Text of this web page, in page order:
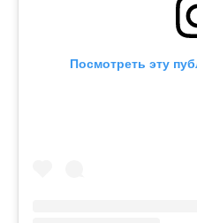
Посмотреть эту